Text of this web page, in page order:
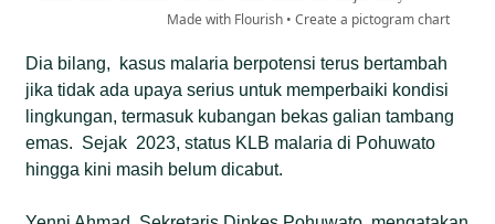
Dia bilang, kasus malaria berpotensi terus bertambah
jika tidak ada upaya serius untuk memperbaiki kondisi
lingkungan, termasuk kubangan bekas galian tambang
emas. Sejak 2023, status KLB malaria di Pohuwato
hingga kini masih belum dicabut.